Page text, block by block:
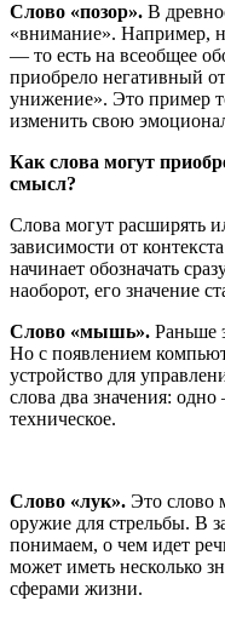
Слово «позор». В
«внимание». Например,
— то есть на всеобщее
приобрело негативный
унижение». Это пример
изменить свою
Как слова могут
смысл?
Слова могут расширять
зависимости от
начинает обозначать
наоборот, его значение
Слово «мышь». Раньше
Но с появлением
устройство для
слова два значения:
техническое.
Слово «лук». Это слово
оружие для стрельбы. В
понимаем, о чем идет
может иметь несколько
сферами жизни.